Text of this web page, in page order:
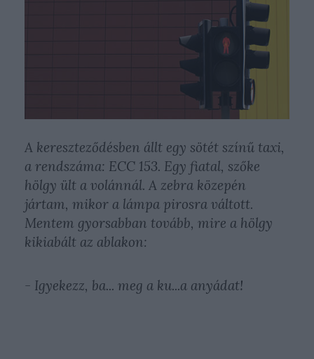
A kereszteződésben állt egy sötét színű taxi,
a rendszáma: ECC 153. Egy fiatal, szőke
hölgy ült a volánnál. A zebra közepén
jártam, mikor a lámpa pirosra váltott.
Mentem gyorsabban tovább, mire a hölgy
kikiabált az ablakon:
- Igyekezz, ba... meg a ku...a anyádat!